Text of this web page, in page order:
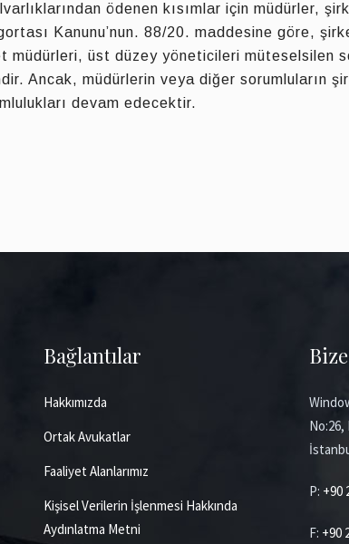
ödenen kısımlar için müdürler,
Kanunu’nun. 88/20. maddesine göre,
müdürleri, üst düzey yöneticileri müteselsilen
Ancak, müdürlerin veya diğer sorumluların
devam edecektir.
Bağlantılar
Hakkımızda
Ortak Avukatlar
Faaliyet Alanlarımız
Kişisel Verilerin İşlenmesi Hakkında
Aydınlatma Metni
No:26,
P: +90
F: +90